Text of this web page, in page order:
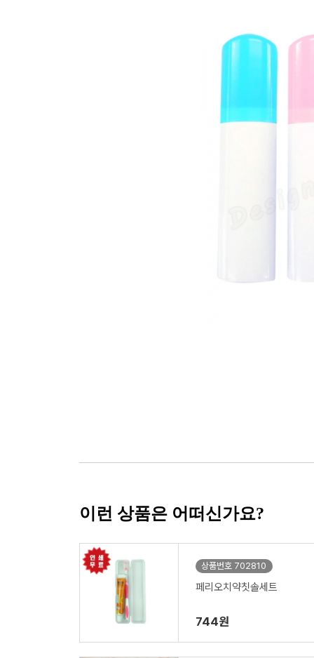
이런 상품은 어떠신가요?
상품번호 702810
페리오치약칫솔세트
744원